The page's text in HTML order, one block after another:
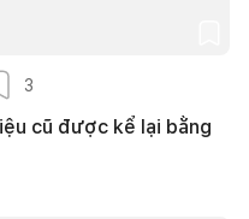
3
cũ được kể lại bằng